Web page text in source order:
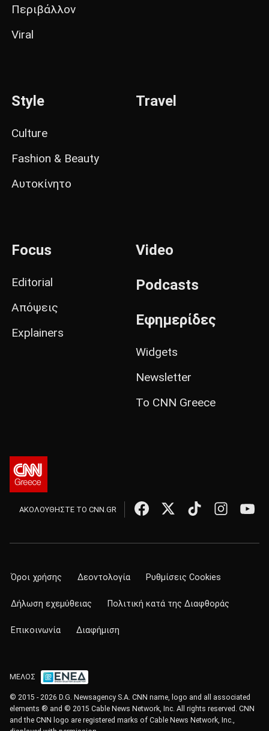
Περιβάλλον
Viral
Style
Culture
Fashion & Beauty
Αυτοκίνητο
Travel
Focus
Editorial
Απόψεις
Explainers
Video
Podcasts
Εφημερίδες
Widgets
Newsletter
Το CNN Greece
ΑΚΟΛΟΥΘΗΣΤΕ ΤΟ CNN.GR
Όροι χρήσης Δεοντολογία Ρυθμίσεις Cookies
Δήλωση εχεμύθειας Πολιτική κατά της Διαφθοράς
Επικοινωνία Διαφήμιση
ΜΕΛΟΣ
© 2015 - 2026 D.G. Newsagency S.A. CNN name, logo and all associated
elements ® and © 2015 Cable News Network, Inc. All rights reserved. CNN
and the CNN logo are registered marks of Cable News Network, Inc.,